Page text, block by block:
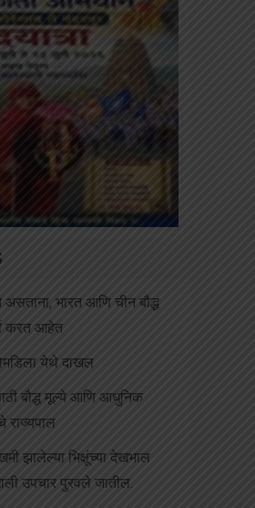
असताना, भारत आणि चीन बौद्ध
करत आहेत
येथे दाखल
बौद्ध मूल्ये आणि आधुनिक
राज्यपाल
झालेल्या भिक्षूंच्या देखभाल
उपचार पुरवले जातील.